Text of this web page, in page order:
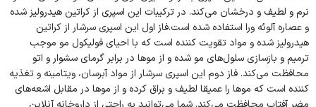
نرم و لطیف و درخشان می‌کند. در ترکیبات این اسپری از کراتین هیدرولیز شده
و عصاره آلوئه ورا استفاده شده است.فاز اول این اسپری سرشار از کراتین
هیدرولیز شده و مواد تقویت کننده است که با احیای فولیکول مو موجب
ترمیم و بازسازی سلول‌های مو شده و از موها در برابر گرمای سشوار و اتو
محافظت می‌کند. فاز دوم این اسپری سرشار از مواد آبرسان، ویتامینه و تغذیه
کننده است که موها را عمیقا لطیف و براق کرده و از موها در مقابل اشعه‌های